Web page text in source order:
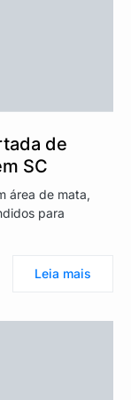
de
SC
área de mata,
para
Leia mais